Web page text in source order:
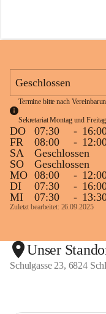
n
Geschlossen
Termine bitte nach
Sekretariat Montag und
DO 07:30 -
FR
08:00 -
SA
Geschlossen
SO
Geschlossen
MO 08:00 -
DI
07:30 -
MI
07:30 -
Zuletzt bearbeitet: 26.09.2025
Unser
Schulgasse 23, 6824